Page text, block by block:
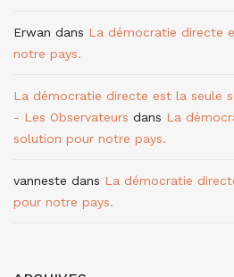
Erwan dans La démocratie directe
notre pays.
La démocratie directe est la seule
- Les Observateurs dans La
solution pour notre pays.
vanneste dans La démocratie
pour notre pays.